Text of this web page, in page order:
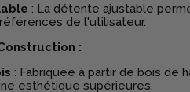
: La détente ajustable
de l'utilisateur.
:
: Fabriquée à partir de bois de
esthétique supérieures.